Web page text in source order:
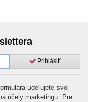
Prihlásiť
udeľujete svoj
účely marketingu. Pre